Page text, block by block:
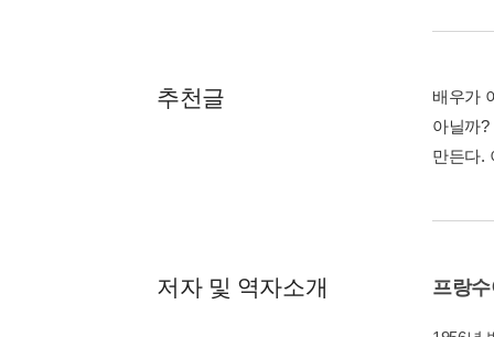
추천글
배우가
아닐까
만든다.
저자 및 역자소개 프랑